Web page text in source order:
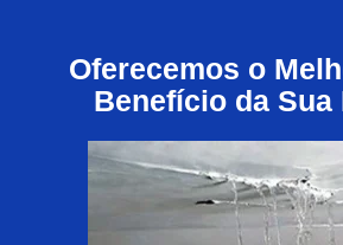
Oferecemos o
Benefício da Sua